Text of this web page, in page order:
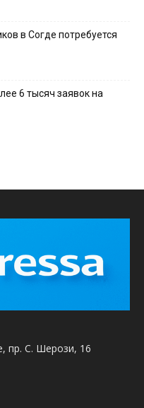
в Согде потребуется
6 тысяч заявок на
пр. С. Шерози, 16